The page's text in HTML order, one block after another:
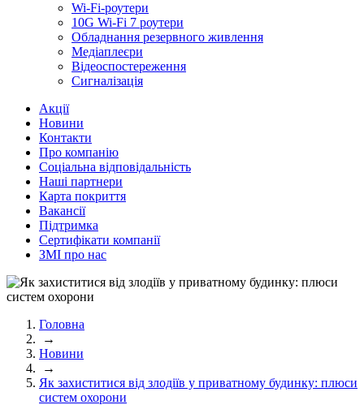
Wi-Fi-роутери
10G Wi-Fi 7 роутери
Обладнання резервного живлення
Медiаплеєри
Відеоспостереження
Сигналізація
Акції
Новини
Контакти
Про компанію
Соціальна відповідальність
Наші партнери
Карта покриття
Вакансії
Підтримка
Сертифікати компанії
ЗМІ про нас
Головна
→
Новини
→
Як захиститися від злодіїв у приватному будинку: плюси
систем охорони